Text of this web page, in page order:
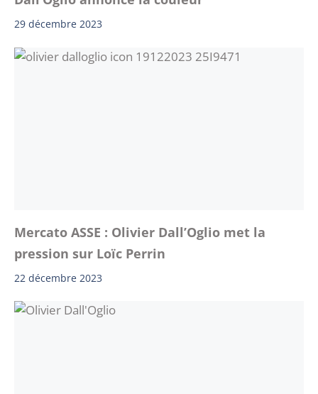
29 décembre 2023
Mercato ASSE : Olivier Dall’Oglio met la
pression sur Loïc Perrin
22 décembre 2023